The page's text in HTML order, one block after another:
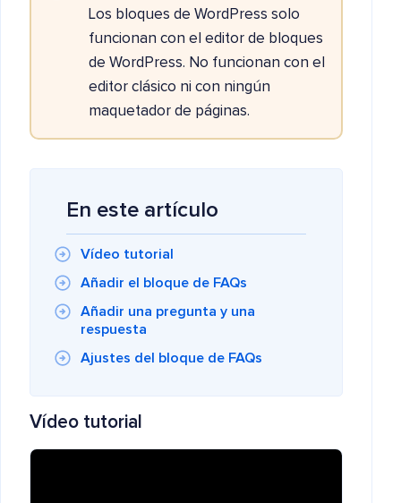
Los bloques de WordPress solo
funcionan con el editor de bloques
de WordPress. No funcionan con el
editor clásico ni con ningún
maquetador de páginas.
En este artículo
Vídeo tutorial
Añadir el bloque de FAQs
Añadir una pregunta y una
respuesta
Ajustes del bloque de FAQs
Vídeo tutorial